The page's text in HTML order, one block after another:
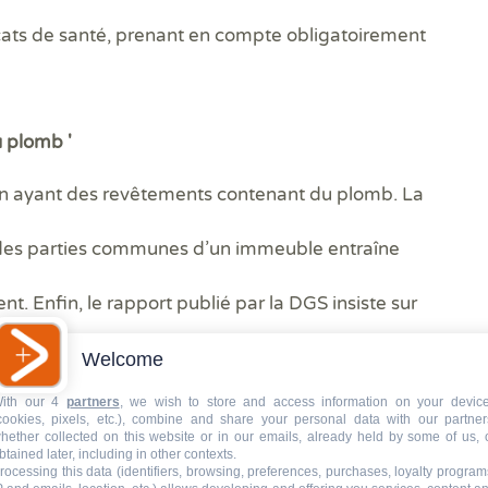
de santé, prenant en compte obligatoirement
plomb '
ayant des revêtements contenant du plomb. La
parties communes d’un immeuble entraîne
Enfin, le rapport publié par la DGS insiste sur
engageant des travaux pouvant entraîner
les mesures de protection sont
plomb avant-travaux permet d’empêcher ce
Welcome
our 4 partners, we wish to store and access information on your
pixels, etc.), combine and share your personal data with our
collected on this website or in our emails, already held by some of us,
later, including in other contexts.
this data (identifiers, browsing, preferences, purchases, loyalty